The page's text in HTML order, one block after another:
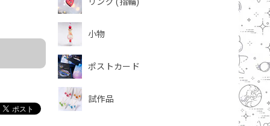
小物
ポストカード
試作品